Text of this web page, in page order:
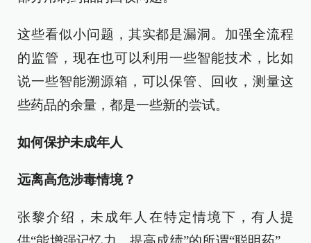
这些看似小问题，其实都是漏洞。加强全流程
的监管，现在也可以利用一些智能技术，比如
说一些智能溯源箱，可以保管、回收，测量这
些药品的余量，都是一些新的尝试。
如何保护未成年人
远离高危涉毒情境？
张黎介绍，未成年人在特定情境下，有人提